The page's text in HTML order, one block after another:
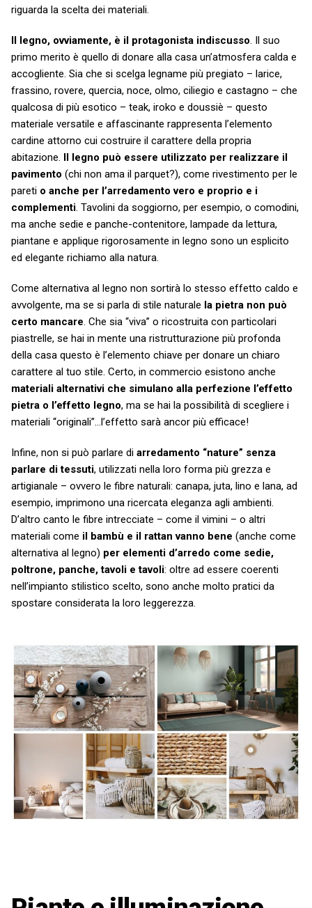
riguarda la scelta dei materiali.
Il legno, ovviamente, è il protagonista indiscusso . Il suo
primo merito è quello di donare alla casa un’atmosfera calda e
accogliente. Sia che si scelga legname più pregiato – larice,
frassino, rovere, quercia, noce, olmo, ciliegio e castagno – che
qualcosa di più esotico – teak, iroko e doussiè – questo
materiale versatile e affascinante rappresenta l’elemento
cardine attorno cui costruire il carattere della propria
abitazione. Il legno può essere utilizzato per realizzare il
pavimento (chi non ama il parquet?), come rivestimento per le
pareti o anche per l’arredamento vero e proprio e i
complementi . Tavolini da soggiorno, per esempio, o comodini,
ma anche sedie e panche-contenitore, lampade da lettura,
piantane e applique rigorosamente in legno sono un esplicito
ed elegante richiamo alla natura.
Come alternativa al legno non sortirà lo stesso effetto caldo e
avvolgente, ma se si parla di stile naturale la pietra non può
certo mancare . Che sia “viva” o ricostruita con particolari
piastrelle, se hai in mente una ristrutturazione più profonda
della casa questo è l’elemento chiave per donare un chiaro
carattere al tuo stile. Certo, in commercio esistono anche
materiali alternativi che simulano alla perfezione l’effetto
pietra o l’effetto legno, ma se hai la possibilità di scegliere i
materiali “originali”…l’effetto sarà ancor più efficace!
Infine, non si può parlare di arredamento “nature” senza
parlare di tessuti, utilizzati nella loro forma più grezza e
artigianale – ovvero le fibre naturali: canapa, juta, lino e lana, ad
esempio, imprimono una ricercata eleganza agli ambienti.
D’altro canto le fibre intrecciate – come il vimini – o altri
materiali come il bambù e il rattan vanno bene (anche come
alternativa al legno) per elementi d’arredo come sedie,
poltrone, panche, tavoli e tavoli: oltre ad essere coerenti
nell’impianto stilistico scelto, sono anche molto pratici da
spostare considerata la loro leggerezza.